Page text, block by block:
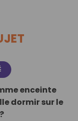
enceinte
dormir sur le